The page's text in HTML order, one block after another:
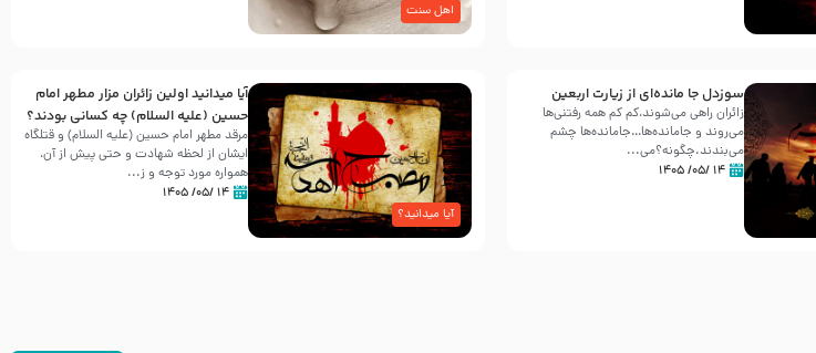
اهل سنت
سوزدل جا مانده‌ای از زیارت اربعین
زائران راهی می‌شوند،کم‌ کم همه رفتنی‌ها
می‌روند و جامانده‌ها…جامانده‌ها چشم
می‌بندند.چگونه؟می‌...
۱۴ /۰۵/ ۱۴۰۵
آیا میدانید؟
آیا میدانید اولین زائران مزار مطهر امام
حسین (علیه السلام) چه کسانی بودند؟
مرقد مطهر امام حسین (علیه السلام) و قتلگاه
ایشان از لحظه شهادت و حتی پیش از آن،
همواره مورد توجه و ز...
۱۴ /۰۵/ ۱۴۰۵